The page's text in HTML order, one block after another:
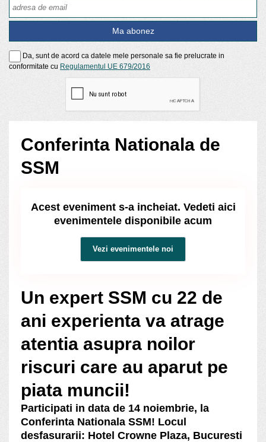
Da, sunt de acord ca datele mele personale sa fie prelucrate in
conformitate cu Regulamentul UE 679/2016
Conferinta Nationala de
SSM
Acest eveniment s-a incheiat. Vedeti aici
evenimentele disponibile acum
Vezi evenimentele noi
Un expert SSM cu 22 de
ani experienta va atrage
atentia asupra noilor
riscuri care au aparut pe
piata muncii!
Participati in data de 14 noiembrie, la
Conferinta Nationala SSM! Locul
desfasurarii: Hotel Crowne Plaza, Bucuresti